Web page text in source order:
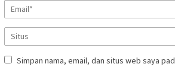
Simpan nama, email, dan situs web saya